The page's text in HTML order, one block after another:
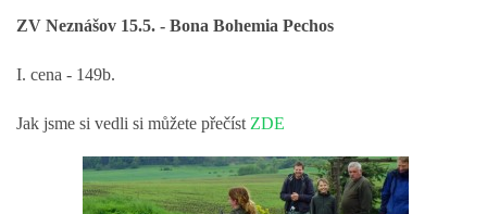
ZV Neznášov 15.5. - Bona Bohemia Pechos
I. cena - 149b.
Jak jsme si vedli si můžete přečíst ZDE